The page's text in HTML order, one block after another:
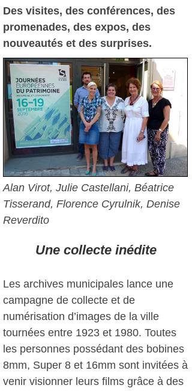
Des visites, des conférences, des
promenades, des expos, des
nouveautés et des surprises.
Alan Virot, Julie Castellani, Béatrice
Tisserand, Florence Cyrulnik, Denise
Reverdito
Une collecte inédite
Les archives municipales lance une
campagne de collecte et de
numérisation d’images de la ville
tournées entre 1923 et 1980. Toutes
les personnes possédant des bobines
8mm, Super 8 et 16mm sont invitées à
venir visionner leurs films grâce à des